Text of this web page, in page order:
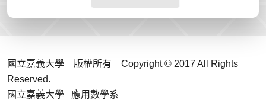
國立嘉義大學 版權所有 Copyright © 2017 All Rights
Reserved.
國立嘉義大學 應用數學系